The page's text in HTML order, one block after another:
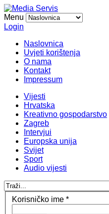
Menu
Login
Naslovnica
Uvjeti korištenja
O nama
Kontakt
Impressum
Vijesti
Hrvatska
Kreativno gospodarstvo
Zagreb
Intervjui
Europska unija
Svijet
Sport
Audio vijesti
Korisničko ime *